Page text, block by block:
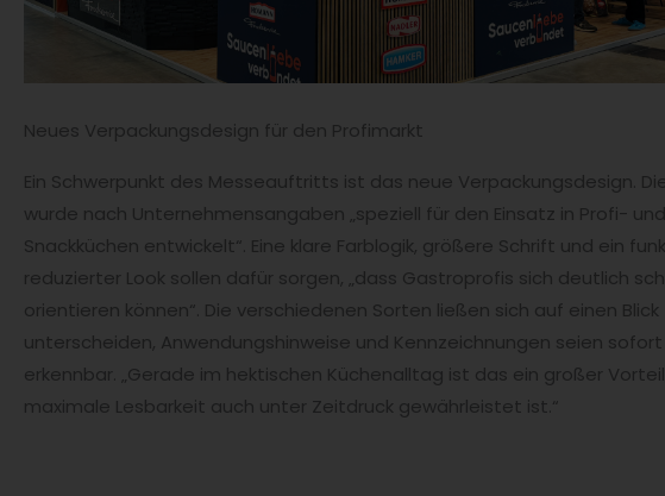
Neues Verpackungsdesign für den Profimarkt
Ein Schwerpunkt des Messeauftritts ist das neue Verpackungsdesign.
wurde nach Unternehmensangaben „speziell für den Einsatz in Profi- und
Snackküchen entwickelt“. Eine klare Farblogik, größere Schrift und ein
reduzierter Look sollen dafür sorgen, „dass Gastroprofis sich deutlich
orientieren können“. Die verschiedenen Sorten ließen sich auf einen Blick
unterscheiden, Anwendungshinweise und Kennzeichnungen seien sofort
erkennbar. „Gerade im hektischen Küchenalltag ist das ein großer
maximale Lesbarkeit auch unter Zeitdruck gewährleistet ist.“